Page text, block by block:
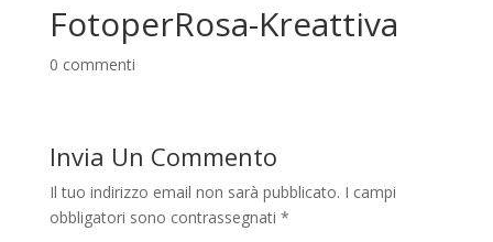
FotoperRosa-Kreattiva
0 commenti
Invia Un Commento
Il tuo indirizzo email non sarà pubblicato. I campi
obbligatori sono contrassegnati *